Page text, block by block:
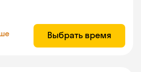
Выбрать время